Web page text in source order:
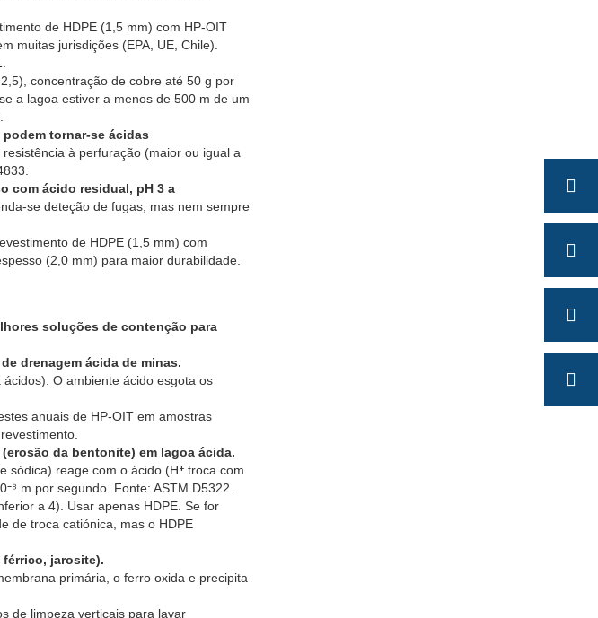
de HDPE (1,5 mm) com HP-OIT
muitas jurisdições (EPA, UE, Chile).
concentração de cobre até 50 g por
a lagoa estiver a menos de 500 m de um
tornar-se ácidas
à perfuração (maior ou igual a
com ácido residual, pH 3 a
se deteção de fugas, mas nem sempre
de HDPE (1,5 mm) com
(2,0 mm) para maior durabilidade.
soluções de contenção para
drenagem ácida de minas.
O ambiente ácido esgota os
anuais de HP-OIT em amostras
da bentonite) em lagoa ácida.
sódica) reage com o ácido (H⁺ troca com
m por segundo. Fonte: ASTM D5322.
a 4). Usar apenas HDPE. Se for
de troca catiónica, mas o HDPE
jarosite).
primária, o ferro oxida e precipita
de limpeza verticais para lavar